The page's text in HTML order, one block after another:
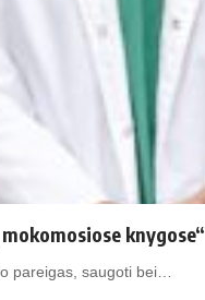
knygose“
pareigas, saugoti bei…